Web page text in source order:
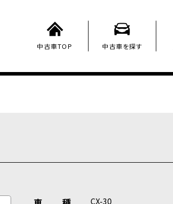
中古車TOP 中古車を探す
CX-30